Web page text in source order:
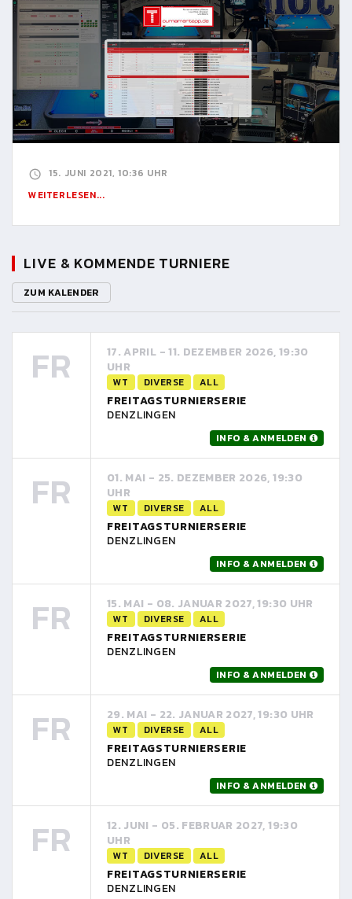
15. JUNI 2021, 10:36 UHR
WEITERLESEN...
LIVE & KOMMENDE TURNIERE
ZUM KALENDER
FR
17. APRIL - 11. DEZEMBER 2026, 19:30
UHR
WT DIVERSE ALL
FREITAGSTURNIERSERIE
DENZLINGEN
INFO & ANMELDEN
FR
01. MAI - 25. DEZEMBER 2026, 19:30
UHR
WT DIVERSE ALL
FREITAGSTURNIERSERIE
DENZLINGEN
INFO & ANMELDEN
FR 15. MAI - 08. JANUAR 2027, 19:30 UHR
WT DIVERSE ALL
FREITAGSTURNIERSERIE
DENZLINGEN
INFO & ANMELDEN
FR 29. MAI - 22. JANUAR 2027, 19:30 UHR
WT DIVERSE ALL
FREITAGSTURNIERSERIE
DENZLINGEN
INFO & ANMELDEN
FR
12. JUNI - 05. FEBRUAR 2027, 19:30
UHR
WT DIVERSE ALL
FREITAGSTURNIERSERIE
DENZLINGEN